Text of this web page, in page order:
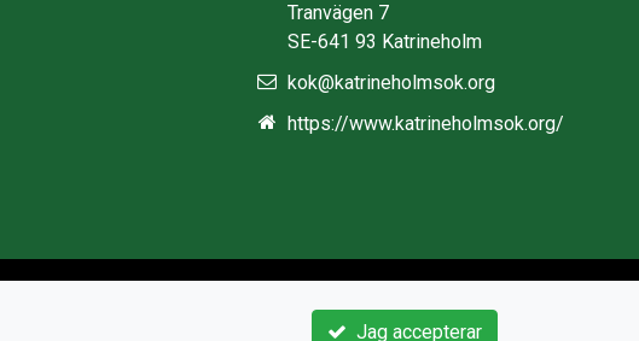
Tranvägen 7
SE-641 93 Katrineholm
kok@katrineholmsok.org
https://www.katrineholmsok.org/
Jag accepterar